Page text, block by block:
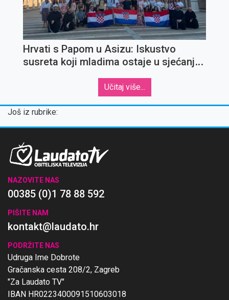
Hrvati s Papom u Asizu: Iskustvo
susreta koji mladima ostaje u sjećanju
Učitaj više...
Još iz rubrike:
NAZOVITE NAS
00385 (0)1 78 88 592
PIŠITE NAM
kontakt@laudato.hr
PODRŽITE NAS
Udruga Ime Dobrote
Gračanska cesta 208/2, Zagreb
"Za Laudato TV"
IBAN HR0223400091510603018